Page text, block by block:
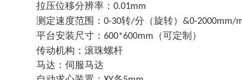
拉压位移分辨率： 0.01mm
测定速度范围： 0-30转/分（旋转） &0-2000mm/
平台安装尺寸： 600*600mm （可定制）
传动机构：滚珠螺杆
马达：伺服马达